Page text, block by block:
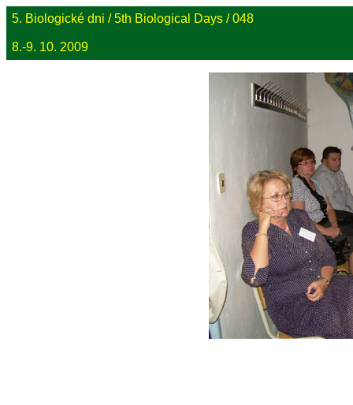
5. Biologické dni / 5th Biological Days / 048
8.-9. 10. 2009